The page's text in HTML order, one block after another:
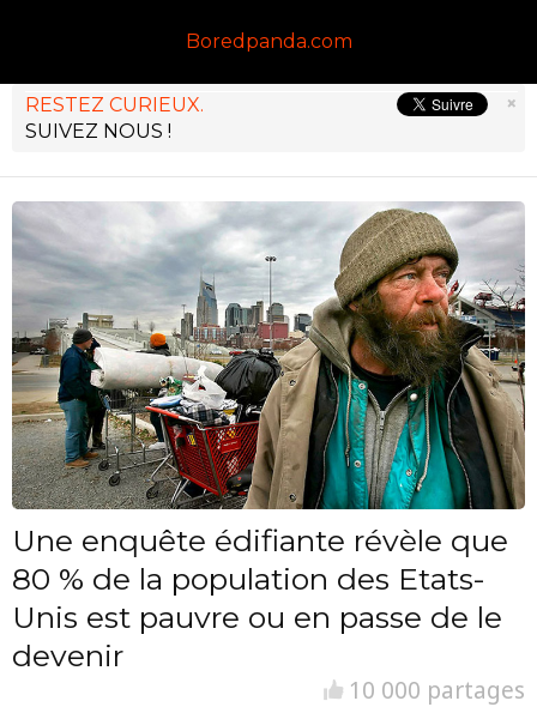
Boredpanda.com
×
RESTEZ CURIEUX.
SUIVEZ NOUS !
Une enquête édifiante révèle que
80 % de la population des Etats-
Unis est pauvre ou en passe de le
devenir
10 000 partages